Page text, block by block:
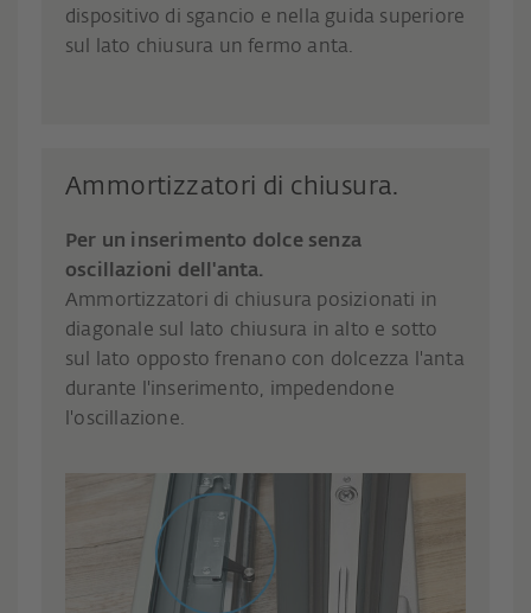
dispositivo di sgancio e nella guida superiore
sul lato chiusura un fermo anta.
Ammortizzatori di chiusura.
Per un inserimento dolce senza
oscillazioni dell'anta.
Ammortizzatori di chiusura posizionati in
diagonale sul lato chiusura in alto e sotto
sul lato opposto frenano con dolcezza l'anta
durante l'inserimento, impedendone
l'oscillazione.